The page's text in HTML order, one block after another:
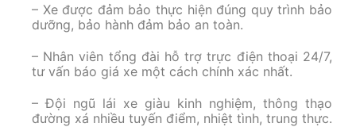
– Xe được đảm bảo thực hiện đúng quy trình bảo
dưỡng, bảo hành đảm bảo an toàn.
– Nhân viên tổng đài hỗ trợ trực điện thoại 24/7,
tư vấn báo giá xe một cách chính xác nhất.
– Đội ngũ lái xe giàu kinh nghiệm, thông thạo
đường xá nhiều tuyến điểm, nhiệt tình, trung thực.